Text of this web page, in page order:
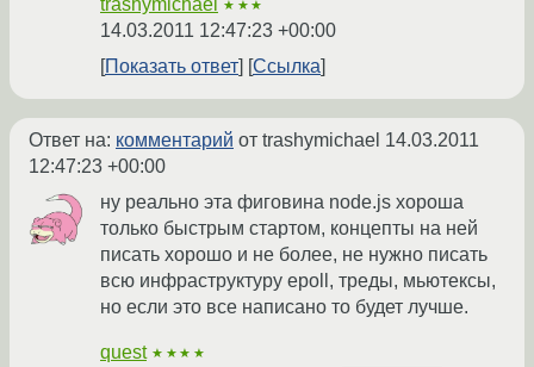
trashymichael ★★★
14.03.2011 12:47:23 +00:00
Показать ответ
Ссылка
Ответ на: комментарий от trashymichael 14.03.2011
12:47:23 +00:00
ну реально эта фиговина node.js хороша
только быстрым стартом, концепты на ней
писать хорошо и не более, не нужно писать
всю инфраструктуру epoll, треды, мьютексы,
но если это все написано то будет лучше.
quest ★★★★